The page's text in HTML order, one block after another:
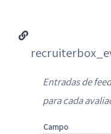
Entradas de
para cada
Campo